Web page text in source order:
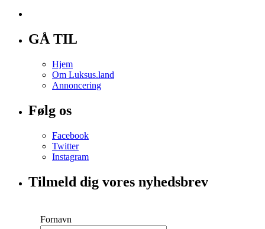
GÅ TIL
Hjem
Om Luksus.land
Annoncering
Følg os
Facebook
Twitter
Instagram
Tilmeld dig vores nyhedsbrev
Fornavn